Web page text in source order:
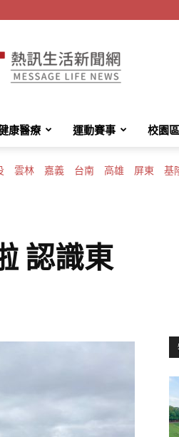
HotMessage
康醫療 運動賽事 校園區
雲林 嘉義 台南 高雄 屏東 基
認識東